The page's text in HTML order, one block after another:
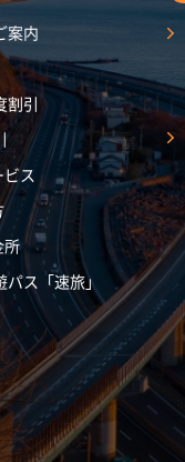
案内
割引
ビス
所
ス「速旅」